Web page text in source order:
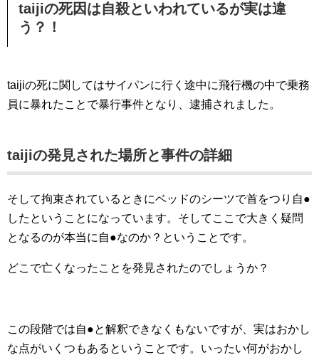
taijiの死因は自殺といわれているが実は違
う？！
taijiの死に関してはサイパンに行く途中に飛行機の中で乗務
員に暴れたことで暴行事件となり、逮捕されました。
taijiの発見された場所と事件の詳細
そして拘束されているときにベッドのシーツで首をつり自●
したということになっています。そしてここで大きく疑問
となるのが本当に自●なのか？ということです。
どこで亡くなったことを発見されたのでしょうか？
この段階では自●と解釈できなくもないですが、実はおかし
な点がいくつもあるということです。いったい何がおかし